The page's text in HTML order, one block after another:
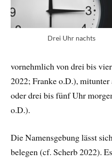
Drei Uhr nachts
vornehmlich von drei bis
2022; Franke o.D.),
oder drei bis fünf Uhr
o.D.).
Die Namensgebung lässt
belegen (cf. Scherb 2022).